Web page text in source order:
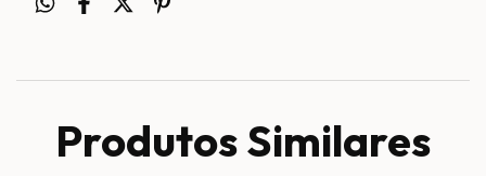
Produtos Similares